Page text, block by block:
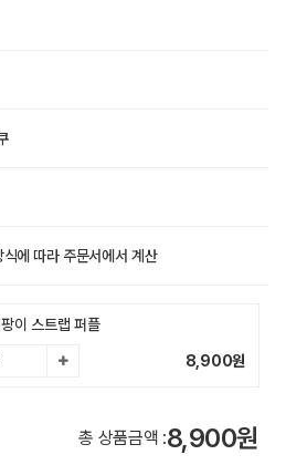
에 따라 주문서에서 계산
이 스트랩 퍼플
8,900원
총 상품금액 :8,900원